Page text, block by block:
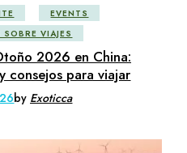
EVENTS
VIAJES
2026 en China:
consejos para viajar
by Exoticca